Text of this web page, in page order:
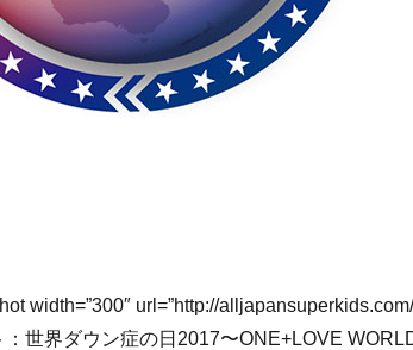
width=”300″ url=”http://
：世界ダウン症の日2017〜ONE+LOVE